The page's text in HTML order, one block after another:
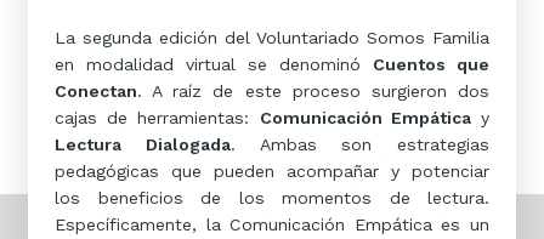
La segunda edición del Voluntariado Somos Familia
en modalidad virtual se denominó Cuentos que
Conectan. A raíz de este proceso surgieron dos
cajas de herramientas: Comunicación Empáticay
Lectura Dialogada. Ambas son estrategias
pedagógicas que pueden acompañar y potenciar
los beneficios de los momentos de lectura.
Específicamente, la Comunicación Empática es un